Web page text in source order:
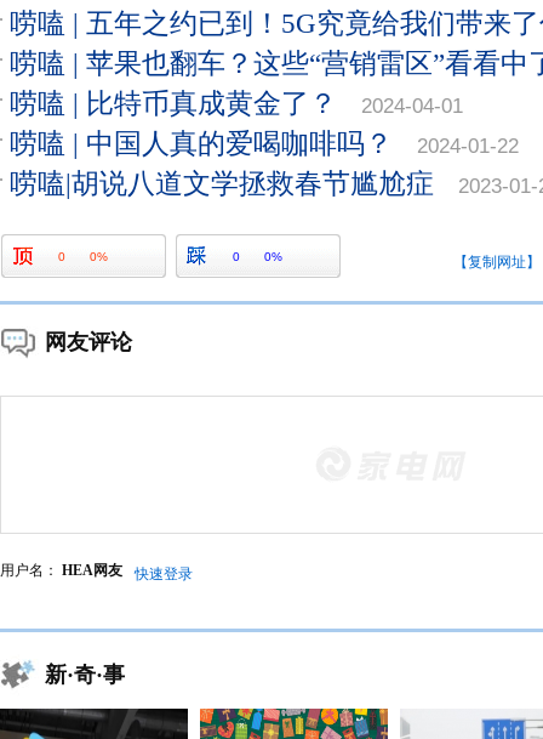
唠嗑 | 五年之约已到！5G究竟给我们带来
唠嗑 | 苹果也翻车？这些“营销雷区”看看中
唠嗑 | 比特币真成黄金了？
2024-04-01
唠嗑 | 中国人真的爱喝咖啡吗？ 2024-01-22
唠嗑|胡说八道文学拯救春节尴尬症 2023-01-
0 0% 0 0% 【复制网址】
网友评论
用户名： HEA网友 快速登录
新·奇·事